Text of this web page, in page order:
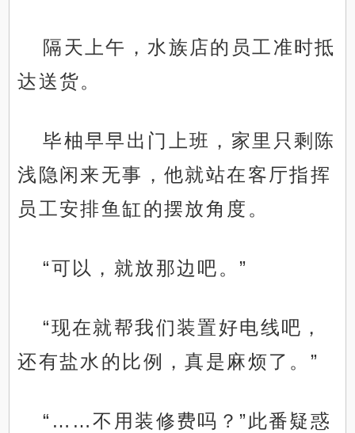
隔天上午，水族店的员工准时抵
达送货。
毕柚早早出门上班，家里只剩陈
浅隐闲来无事，他就站在客厅指挥
员工安排鱼缸的摆放角度。
“可以，就放那边吧。”
“现在就帮我们装置好电线吧，
还有盐水的比例，真是麻烦了。”
“……不用装修费吗？”此番疑惑